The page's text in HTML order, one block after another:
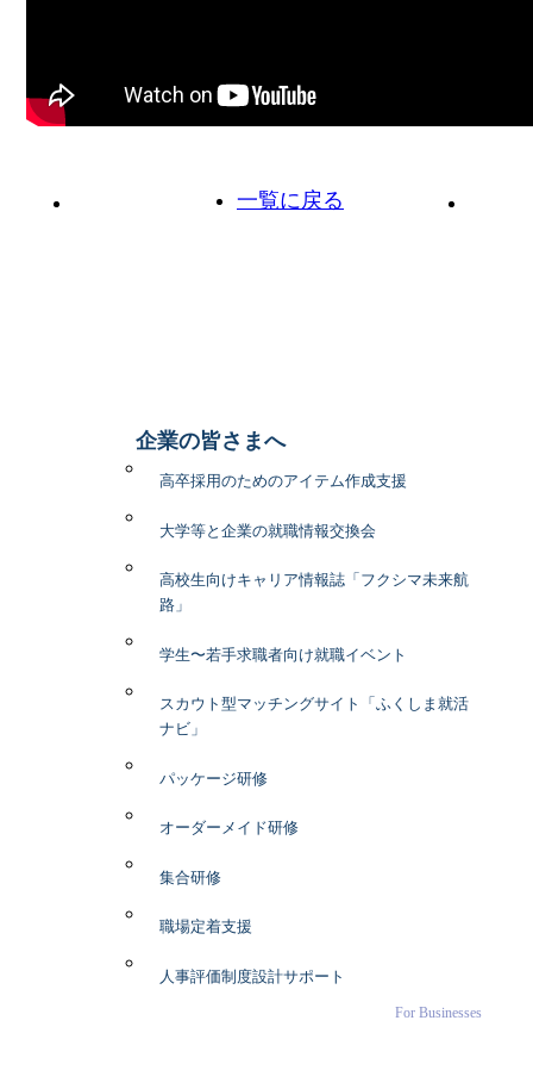
一覧に戻る
企業の皆さまへ
高卒採用のためのアイテム作成支援
大学等と企業の就職情報交換会
高校生向けキャリア情報誌「フクシマ未来航
路」
学生〜若手求職者向け就職イベント
スカウト型マッチングサイト「ふくしま就活
ナビ」
パッケージ研修
オーダーメイド研修
集合研修
職場定着支援
人事評価制度設計サポート
For Businesses